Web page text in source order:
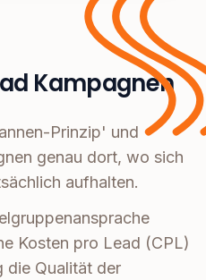
Kampagnen
Prinzip' und
genau dort, wo sich
aufhalten.
Kosten pro Lead (CPL)
die Qualität der